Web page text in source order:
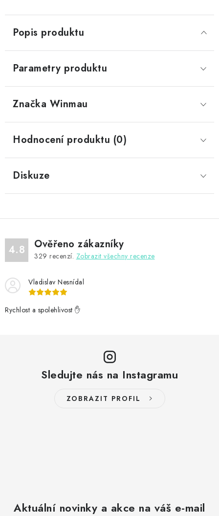
Popis produktu
Parametry produktu
Značka Winmau
Hodnocení produktu (0)
Diskuze
4.8 Ověřeno zákazníky
329 recenzí. Zobrazit všechny recenze
Vladislav Nesnídal
Rychlost a spolehlivost ✋
Sledujte nás na Instagramu
ZOBRAZIT PROFIL
Aktuální novinky a akce na váš e-mail